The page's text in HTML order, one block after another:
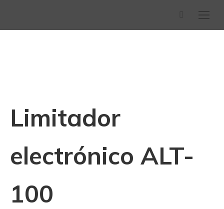
Buscar:
Limitador
electrónico ALT-
100